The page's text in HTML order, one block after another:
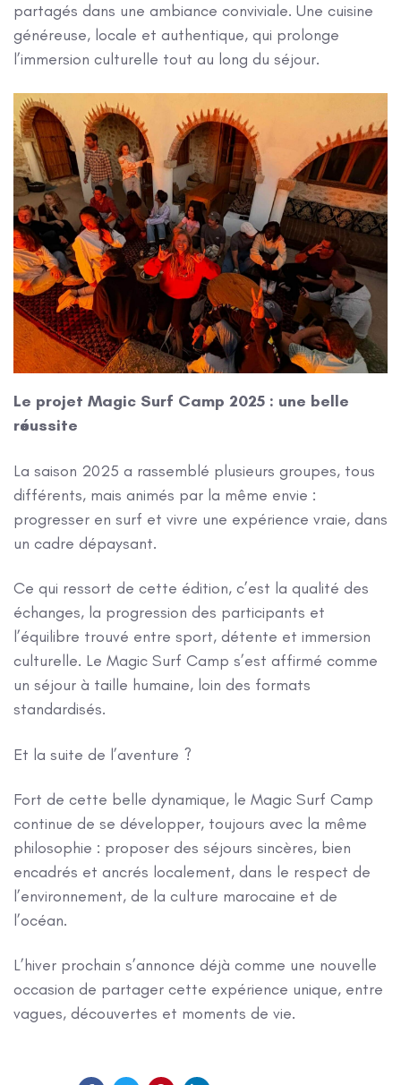
partagés dans une ambiance conviviale. Une cuisine
généreuse, locale et authentique, qui prolonge
l’immersion culturelle tout au long du séjour.
Le projet Magic Surf Camp 2025 : une belle
réussite
La saison 2025 a rassemblé plusieurs groupes, tous
différents, mais animés par la même envie :
progresser en surf et vivre une expérience vraie, dans
un cadre dépaysant.
Ce qui ressort de cette édition, c’est la qualité des
échanges, la progression des participants et
l’équilibre trouvé entre sport, détente et immersion
culturelle. Le Magic Surf Camp s’est affirmé comme
un séjour à taille humaine, loin des formats
standardisés.
Et la suite de l’aventure ?
Fort de cette belle dynamique, le Magic Surf Camp
continue de se développer, toujours avec la même
philosophie : proposer des séjours sincères, bien
encadrés et ancrés localement, dans le respect de
l’environnement, de la culture marocaine et de
l’océan.
L’hiver prochain s’annonce déjà comme une nouvelle
occasion de partager cette expérience unique, entre
vagues, découvertes et moments de vie.